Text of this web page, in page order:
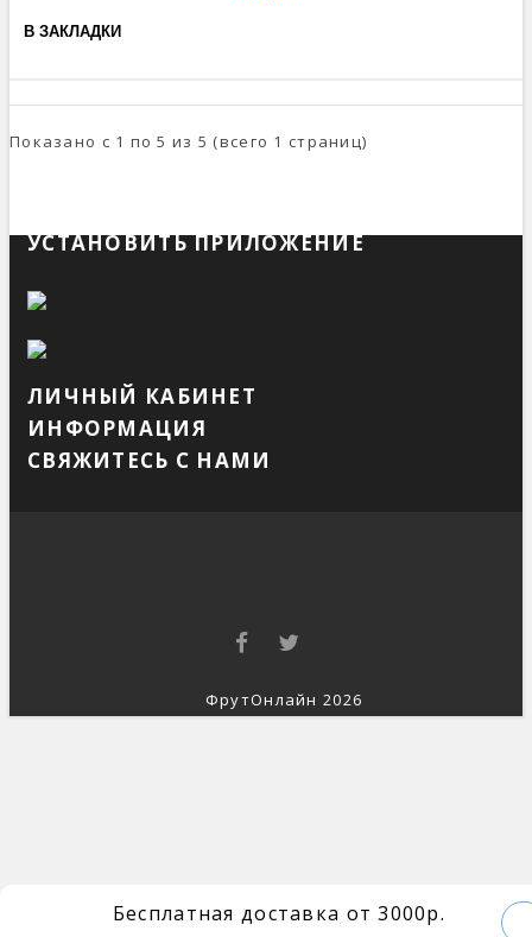
Бесплатная доставка от 3000р.
В ЗАКЛАДКИ
Показано с 1 по 5 из 5 (всего 1 страниц)
УСТАНОВИТЬ ПРИЛОЖЕНИЕ
ЛИЧНЫЙ КАБИНЕТ
ИНФОРМАЦИЯ
СВЯЖИТЕСЬ С НАМИ
ФрутОнлайн 2026